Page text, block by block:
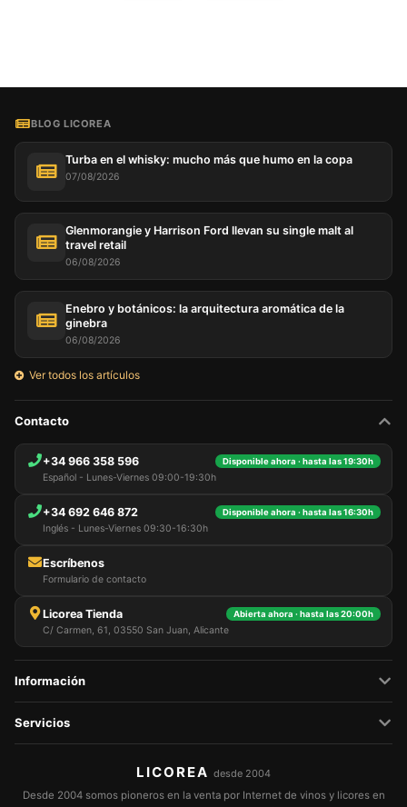
BLOG LICOREA
Turba en el whisky: mucho más que humo en la copa
07/08/2026
Glenmorangie y Harrison Ford llevan su single malt al
travel retail
06/08/2026
Enebro y botánicos: la arquitectura aromática de la
ginebra
06/08/2026
Ver todos los artículos
Contacto
+34 966 358 596 Disponible ahora · hasta las 19:30h
Español - Lunes-Viernes 09:00-19:30h
+34 692 646 872 Disponible ahora · hasta las 16:30h
Inglés - Lunes-Viernes 09:30-16:30h
Escríbenos
Formulario de contacto
Licorea Tienda Abierta ahora · hasta las 20:00h
C/ Carmen, 61, 03550 San Juan, Alicante
Información
Servicios
LICOREA desde 2004
Desde 2004 somos pioneros en la venta por Internet de vinos y licores en